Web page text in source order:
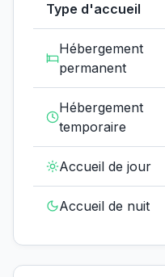
Type d'accueil
Hébergement
permanent
Hébergement
temporaire
Accueil de jour
Accueil de nuit